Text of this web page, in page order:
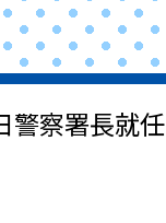
警察署長就任